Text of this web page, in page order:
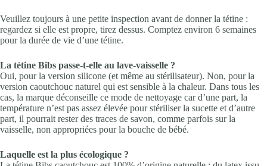
Veuillez toujours à une petite inspection avant de donner la tétine :
regardez si elle est propre, tirez dessus. Comptez environ 6 semaines
pour la durée de vie d’une tétine.
La tétine Bibs passe-t-elle au lave-vaisselle ?
Oui, pour la version silicone (et même au stérilisateur). Non, pour la
version caoutchouc naturel qui est sensible à la chaleur. Dans tous les
cas, la marque déconseille ce mode de nettoyage car d’une part, la
température n’est pas assez élevée pour stériliser la sucette et d’autre
part, il pourrait rester des traces de savon, comme parfois sur la
vaisselle, non appropriées pour la bouche de bébé.
Laquelle est la plus écologique ?